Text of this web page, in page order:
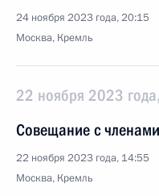
24 ноября 2023 года, 20:15
Москва, Кремль
22 ноября 2023
Совещание с
22 ноября 2023 года, 14:55
Москва, Кремль